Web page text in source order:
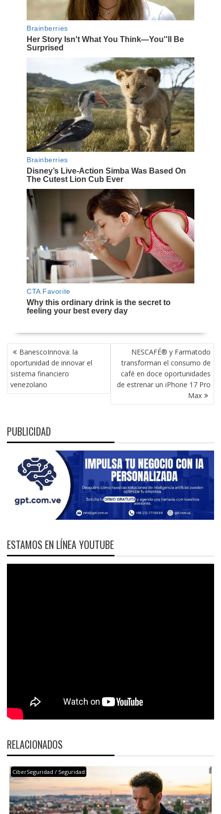
NAVEGACIÓN
DE
ENTRADAS
BanescoInnova: la
oportunidad de innovar el
sistema financiero
venezolano
NESCAFÉ® y Farmatodo
transforman el consumo de
café en doce oportunidades
de estrenar un iPhone 17 Pro
Max
PUBLICIDAD
ESTAMOS EN LÍNEA YOUTUBE
RELACIONADOS
CiberSeguridad / Seguridad